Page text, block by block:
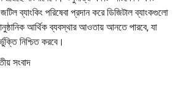
ব্যাংকিং পরিষেবা প্রদান করে ডিজিটাল ব্যাংকগুলো
আর্থিক ব্যবস্থার আওতায় আনতে পারবে, যা
নিশ্চিত করবে।
সংবাদ